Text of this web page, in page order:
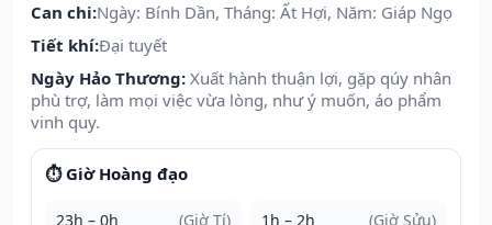
Can chi:Ngày: Bính Dần, Tháng: Ất Hợi, Năm: Giáp Ngọ
Tiết khí:Đại tuyết
Ngày Hảo Thương: Xuất hành thuận lợi, gặp qúy nhân
phù trợ, làm mọi việc vừa lòng, như ý muốn, áo phẩm
vinh quy.
⏱️ Giờ Hoàng đạo
23h – 0h (Giờ Tí) 1h – 2h (Giờ Sửu)